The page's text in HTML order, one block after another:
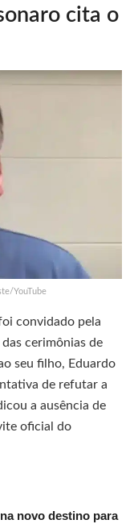
cita o
YouTube
convidado pela
cerimônias de
seu filho, Eduardo
de refutar a
a ausência de
oficial do
novo destino para